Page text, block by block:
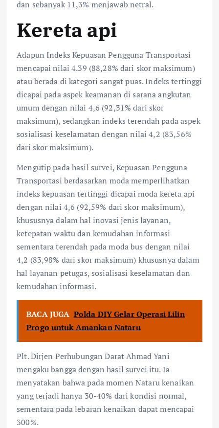
dan sebanyak 11,3% menjawab netral.
Kereta api
Adapun Indeks Kepuasan Pengguna Transportasi
mencapai nilai 4.39 (88,28% dari skor maksimum)
atau berada di kategori sangat puas. Indeks tertinggi
dicapai pada aspek keamanan di sarana angkutan
umum dengan nilai 4,6 (92,31% dari skor
maksimum), sedangkan indeks terendah pada aspek
sosialisasi keselamatan dengan nilai 4,2 (83,56%
dari skor maksimum).
Mengutip pada hasil survei, Kepuasan Pengguna
Transportasi berdasarkan moda memperlihatkan
indeks kepuasan tertinggi dicapai moda kereta api
dengan nilai 4,6 (92,59% dari skor maksimum),
khususnya dalam hal inovasi jenis layanan,
ketepatan waktu dan kemudahan informasi
sementara terendah pada moda bus dengan nilai
4,2 (83,98% dari skor maksimum) khususnya dalam
hal layanan petugas, sosialisasi keselamatan dan
kemudahan informasi.
BACA JUGA Polda DIY Gelar Operasi Lilin
Progo untuk Amankan Nataru
Plt. Dirjen Perhubungan Darat Ahmad Yani
mengaku bangga dengan hasil survei itu. Ia
menyatakan bahwa pada momen Nataru kenaikan
yang terjadi hanya 30-40% dari kondisi normal,
sementara pada lebaran kenaikan dapat mencapai
300%.